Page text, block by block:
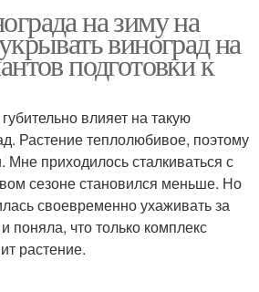
на зиму на
виноград на
подготовки к
влияет на такую
Растение теплолюбивое, поэтому
Мне приходилось сталкиваться с
сезоне становился меньше. Но
своевременно ухаживать за
поняла, что только комплекс
растение.